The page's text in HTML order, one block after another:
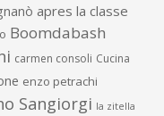
apres la classe
Boomdabash
carmen consoli Cucina
enzo petrachi
Sangiorgi la zitella